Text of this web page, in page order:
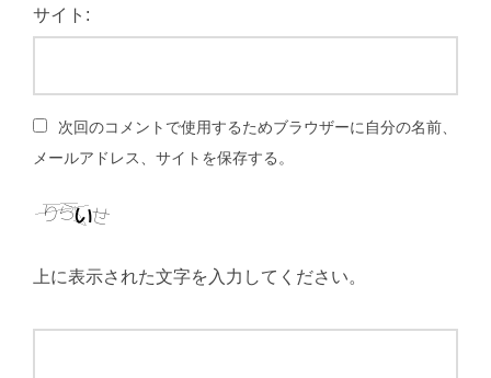
サイト:
次回のコメントで使用するためブラウザーに自分の名前、
メールアドレス、サイトを保存する。
上に表示された文字を入力してください。